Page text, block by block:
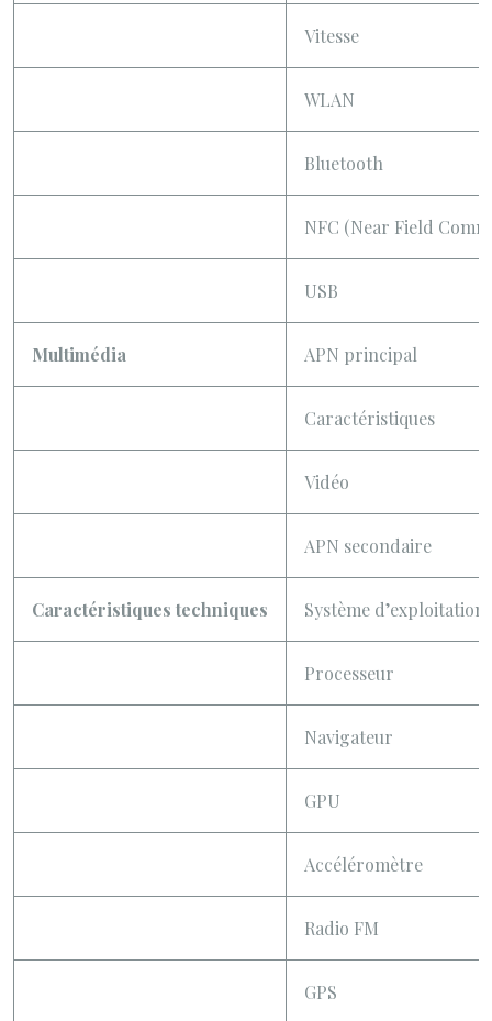
Vitesse
WLAN
Bluetooth
NFC (Near Field
USB
Multimédia APN principal
Caractéristiques
Vidéo
APN secondaire
Caractéristiques techniques Système d’exploitation
Processeur
Navigateur
GPU
Accéléromètre
Radio FM
GPS